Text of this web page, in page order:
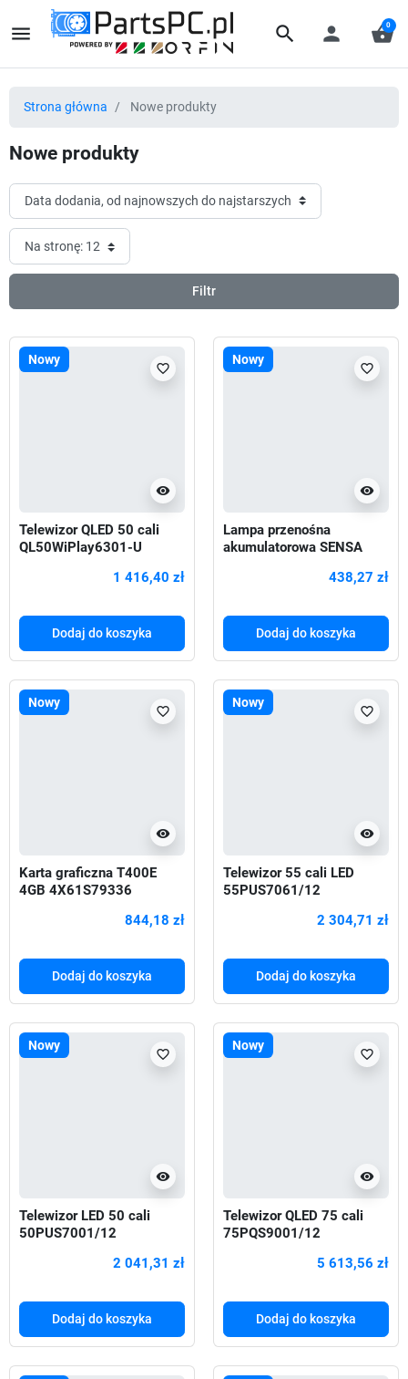
menu search person shopping_basket
0
Strona główna Nowe produkty
Nowe produkty
Filtr
Nowy
visibility
favorite_border
Telewizor QLED 50 cali
QL50WiPlay6301-U
1 416,40 zł
Dodaj do koszyka
Nowy
visibility
favorite_border
Lampa przenośna
akumulatorowa SENSA
438,27 zł
Dodaj do koszyka
Nowy
visibility
favorite_border
Karta graficzna T400E
4GB 4X61S79336
844,18 zł
Dodaj do koszyka
Nowy
visibility
favorite_border
Telewizor 55 cali LED
55PUS7061/12
2 304,71 zł
Dodaj do koszyka
Nowy
visibility
favorite_border
Telewizor LED 50 cali
50PUS7001/12
2 041,31 zł
Dodaj do koszyka
Nowy
visibility
favorite_border
Telewizor QLED 75 cali
75PQS9001/12
5 613,56 zł
Dodaj do koszyka